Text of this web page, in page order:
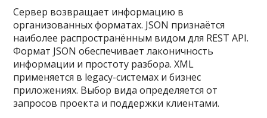
Сервер возвращает информацию в
организованных форматах. JSON признаётся
наиболее распространённым видом для REST API.
Формат JSON обеспечивает лаконичность
информации и простоту разбора. XML
применяется в legacy-системах и бизнес
приложениях. Выбор вида определяется от
запросов проекта и поддержки клиентами.